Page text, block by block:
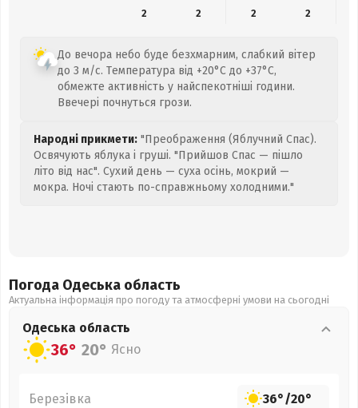
2
2 2 2
До вечора небо буде безхмарним, слабкий вітер
до 3 м/с. Температура від +20°C до +37°C,
обмежте активність у найспекотніші години.
Ввечері почнуться грози.
Народні прикмети: "Преображення (Яблучний Спас).
Освячують яблука і груші. "Прийшов Спас — пішло
літо від нас". Сухий день — суха осінь, мокрий —
мокра. Ночі стають по-справжньому холодними."
Погода Одеська область
Актуальна інформація про погоду та атмосферні умови на сьогодні
Одеська область
36° 20° Ясно
Березівка 36°/20°